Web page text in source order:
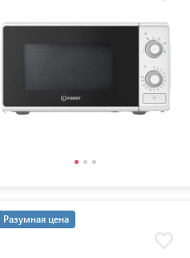
Разумная цена